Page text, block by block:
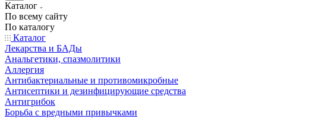
Каталог
По всему сайту
По каталогу
Каталог
Лекарства и БАДы
Анальгетики, спазмолитики
Аллергия
Антибактериальные и противомикробные
Антисептики и дезинфицирующие средства
Антигрибок
Борьба с вредными привычками